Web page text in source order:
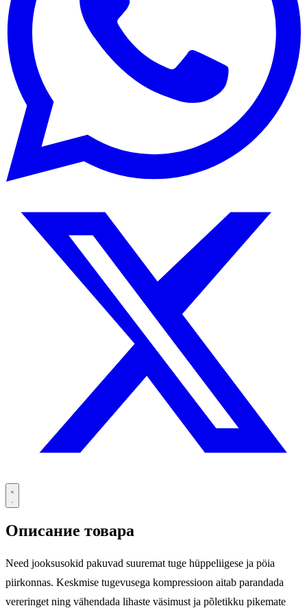
Описание товара
Need jooksusokid pakuvad suuremat tuge hüppeliigese ja pöia
piirkonnas. Keskmise tugevusega kompressioon aitab parandada
vereringet ning vähendada lihaste väsimust ja põletikku pikemate